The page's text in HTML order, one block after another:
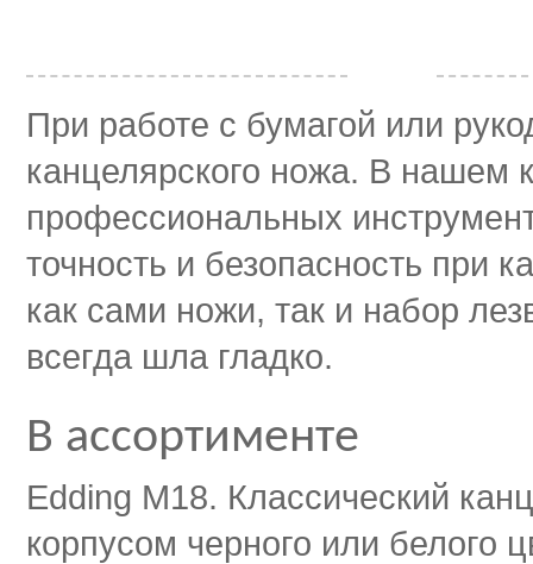
При работе с бумагой или
канцелярского ножа. В нашем
профессиональных
точность и безопасность при
как сами ножи, так и набор
всегда шла гладко.
В ассортименте
Edding M18. Классический
корпусом черного или белого